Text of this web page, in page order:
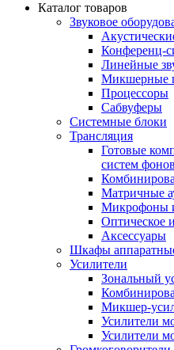
Каталог товаров
Звуковое
Конференц-
Линейные
Микшерные
Процессоры
Сабвуферы
Системные блоки
Трансляция
Готовые
систем
Матричные
Микрофоны
Оптическое
Аксессуары
Шкафы
Усилители
Зональный
Микшер-
Усилители
Усилители